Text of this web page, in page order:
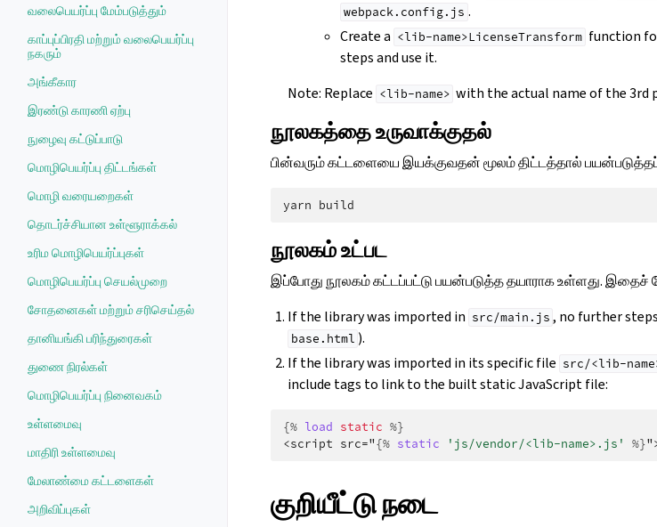
வலைபெயர்ப்பு மேம்படுத்தும்
காப்புப்பிரதி மற்றும் வலைபெயர்ப்பு
நகரும்
அங்கீகார
இரண்டு காரணி ஏற்பு
நுழைவு கட்டுப்பாடு
மொழிபெயர்ப்பு திட்டங்கள்
மொழி வரையறைகள்
தொடர்ச்சியான உள்ளூராக்கல்
உரிம மொழிபெயர்ப்புகள்
மொழிபெயர்ப்பு செயல்முறை
சோதனைகள் மற்றும் சரிசெய்தல்
தானியங்கி பரிந்துரைகள்
துணை நிரல்கள்
மொழிபெயர்ப்பு நினைவகம்
உள்ளமைவு
மாதிரி உள்ளமைவு
மேலாண்மை கட்டளைகள்
அறிவிப்புகள்
webpack.config.js .
Create a <lib-name>LicenseTransform function
steps and use it.
Note: Replace <lib-name> with the actual name of the 3rd
நூலகத்தை உருவாக்குதல்
பின்வரும் கட்டளையை இயக்குவதன் மூலம் திட்டத்தால்
yarn
நூலகம் உட்பட
இப்போது நூலகம் கட்டப்பட்டு பயன்படுத்த தயாராக உள்ளது. இதைச்
If the library was imported in src/main.js , no further
base.html ).
If the library was imported in its specific file src/<lib-
include tags to link to the built static JavaScript file:
{% load static %}
<script src="{% static 'js/vendor/<lib-name>.js' %}
குறியீட்டு நடை